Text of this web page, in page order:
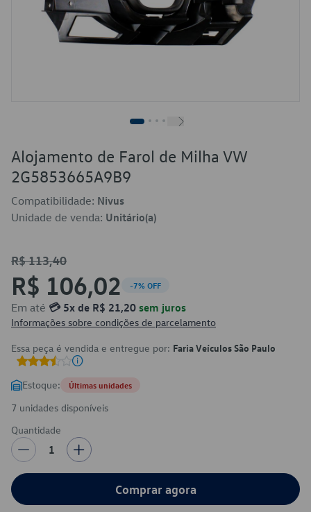
Alojamento de Farol de Milha VW
2G5853665A9B9
Compatibilidade: Nivus
Unidade de venda: Unitário(a)
R$ 113,40
R$ 106,02 -7% OFF
Em até 💳 5x de R$ 21,20 sem juros
Informações sobre condições de parcelamento
Essa peça é vendida e entregue por: Faria Veículos São Paulo
Estoque: Últimas unidades
7 unidades disponíveis
Quantidade
1
Comprar agora